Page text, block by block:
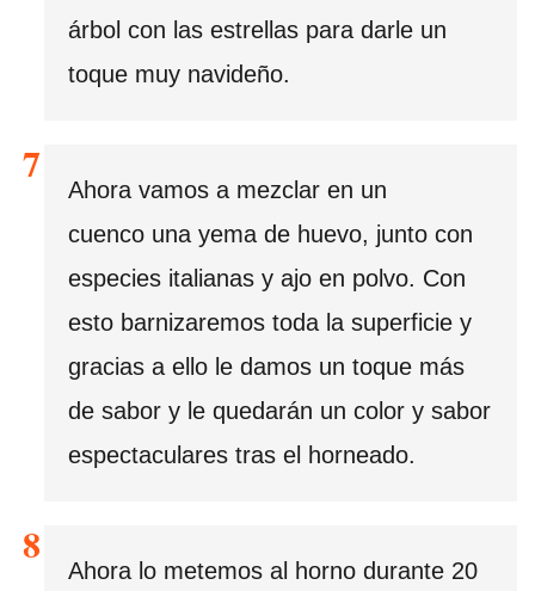
árbol con las estrellas para darle un
toque muy navideño.
Ahora vamos a mezclar en un
cuenco una yema de huevo, junto con
especies italianas y ajo en polvo. Con
esto barnizaremos toda la superficie y
gracias a ello le damos un toque más
de sabor y le quedarán un color y sabor
espectaculares tras el horneado.
Ahora lo metemos al horno durante 20